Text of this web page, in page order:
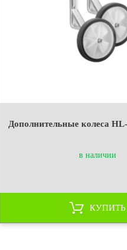
Дополнительные колеса
в наличии
КУПИТЬ